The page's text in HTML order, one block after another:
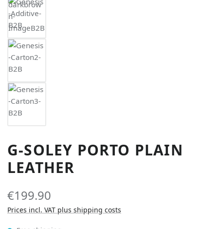
G-SOLEY PORTO PLAIN
LEATHER
€199.90
Prices incl. VAT plus shipping costs